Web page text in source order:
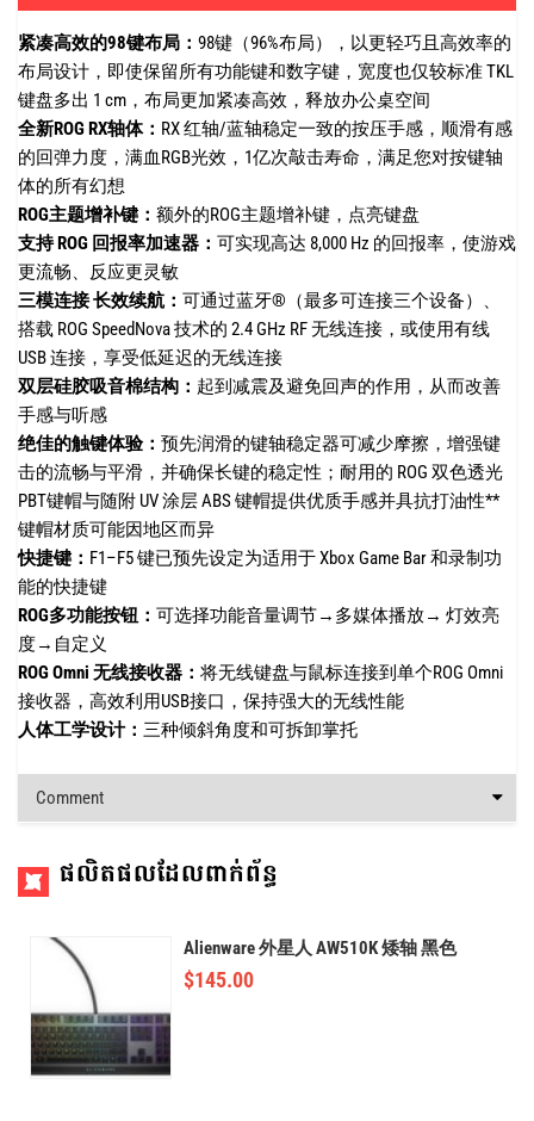
紧凑高效的98键布局： 98键（96%布局），以更轻巧且高效率的
布局设计，即使保留所有功能键和数字键，宽度也仅较标准 TKL
键盘多出 1 cm，布局更加紧凑高效，释放办公桌空间
全新ROG RX轴体： RX 红轴/蓝轴稳定一致的按压手感，顺滑有感
的回弹力度，满血RGB光效，1亿次敲击寿命，满足您对按键轴
体的所有幻想
ROG主题增补键： 额外的ROG主题增补键，点亮键盘
支持 ROG 回报率加速器： 可实现高达 8,000 Hz 的回报率，使游戏
更流畅、反应更灵敏
三模连接 长效续航： 可通过蓝牙®（最多可连接三个设备）、
搭载 ROG SpeedNova 技术的 2.4 GHz RF 无线连接，或使用有线
USB 连接，享受低延迟的无线连接
双层硅胶吸音棉结构： 起到减震及避免回声的作用，从而改善
手感与听感
绝佳的触键体验： 预先润滑的键轴稳定器可减少摩擦，增强键
击的流畅与平滑，并确保长键的稳定性；耐用的 ROG 双色透光
PBT键帽与随附 UV 涂层 ABS 键帽提供优质手感并具抗打油性**
键帽材质可能因地区而异
快捷键： F1–F5 键已预先设定为适用于 Xbox Game Bar 和录制功
能的快捷键
ROG多功能按钮： 可选择功能音量调节→多媒体播放→ 灯效亮
度→自定义
ROG Omni 无线接收器： 将无线键盘与鼠标连接到单个ROG Omni
接收器，高效利用USB接口，保持强大的无线性能
人体工学设计： 三种倾斜角度和可拆卸掌托
Comment
ផលិតផលដែលពាក់ព័ន្ធ
Alienware 外星人 AW510K 矮轴 黑色
$145.00